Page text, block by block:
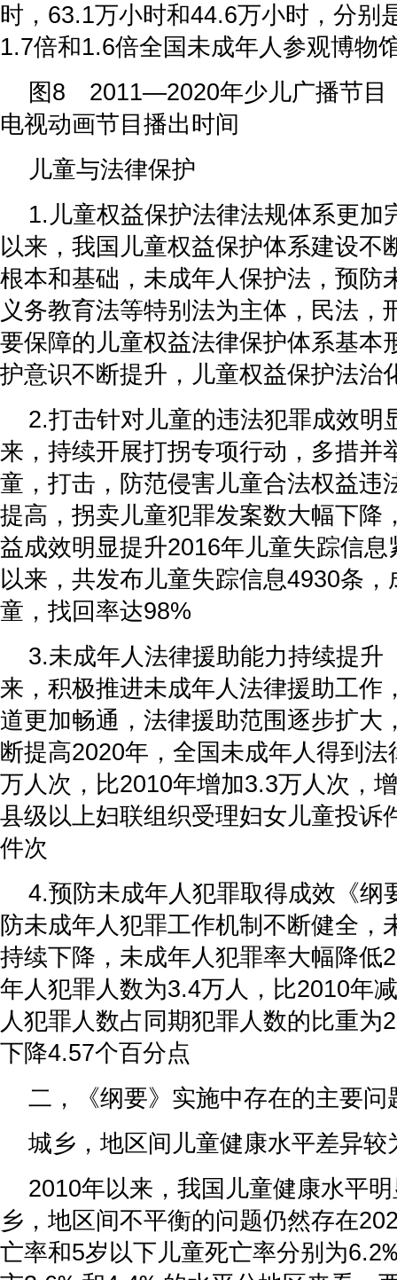
时，63.1万小时和44.6万小时，分别
1.7倍和1.6倍全国未成年人参观博物
图8 2011—2020年少儿广播节目
电视动画节目播出时间
儿童与法律保护
1.儿童权益保护法律法规体系更加
以来，我国儿童权益保护体系建设不
根本和基础，未成年人保护法，预防
义务教育法等特别法为主体，民法，
要保障的儿童权益法律保护体系基本
护意识不断提升，儿童权益保护法治
2.打击针对儿童的违法犯罪成效明
来，持续开展打拐专项行动，多措并
童，打击，防范侵害儿童合法权益违
提高，拐卖儿童犯罪发案数大幅下降
益成效明显提升2016年儿童失踪信
以来，共发布儿童失踪信息4930条
童，找回率达98%
3.未成年人法律援助能力持续提升
来，积极推进未成年人法律援助工作
道更加畅通，法律援助范围逐步扩大
断提高2020年，全国未成年人得到
万人次，比2010年增加3.3万人次，
县级以上妇联组织受理妇女儿童投诉
件次
4.预防未成年人犯罪取得成效《纲
防未成年人犯罪工作机制不断健全，
持续下降，未成年人犯罪率大幅降低
年人犯罪人数为3.4万人，比2010年
人犯罪人数占同期犯罪人数的比重为
下降4.57个百分点
二，《纲要》实施中存在的主要问
城乡，地区间儿童健康水平差异较
2010年以来，我国儿童健康水平
乡，地区间不平衡的问题仍然存在
亡率和5岁以下儿童死亡率分别为